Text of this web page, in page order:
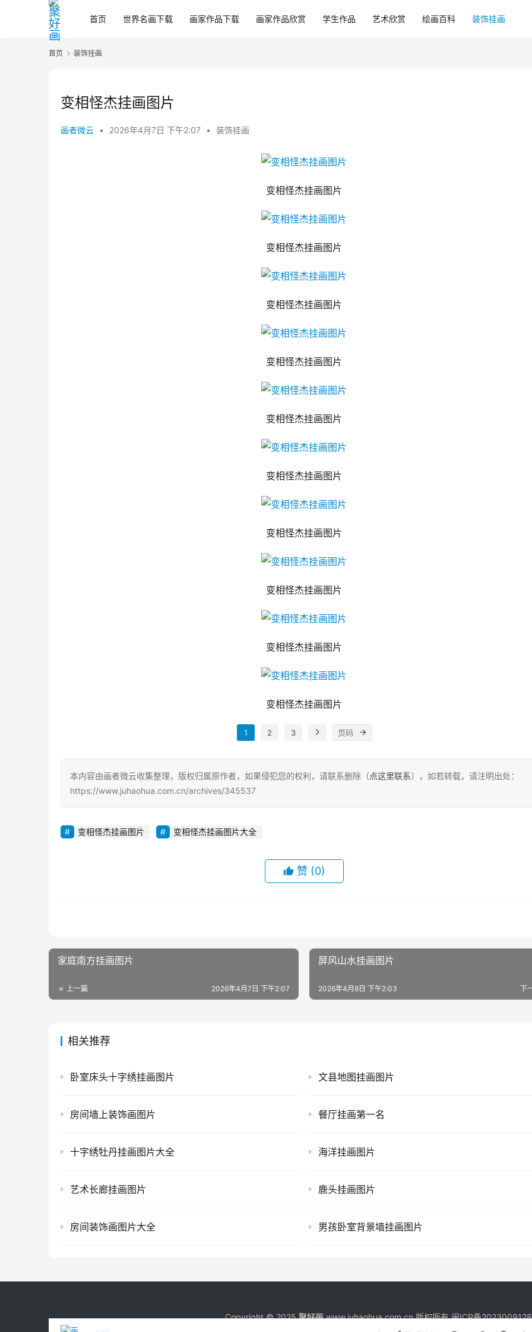
首页 世界名画下载 画家作品下载 画家作品欣赏 学生作品 艺术欣赏 绘画百科 装饰挂画
首页 装饰挂画
变相怪杰挂画图片
画者微云 • 2026年4月7日 下午2:07 • 装饰挂画
变相怪杰挂画图片
变相怪杰挂画图片
变相怪杰挂画图片
变相怪杰挂画图片
变相怪杰挂画图片
变相怪杰挂画图片
变相怪杰挂画图片
变相怪杰挂画图片
变相怪杰挂画图片
变相怪杰挂画图片
1 2 3
本内容由画者微云收集整理，版权归属原作者，如果侵犯您的权利，请联系删除（点这里联系），如若转载，请注明出处：
https://www.juhaohua.com.cn/archives/345537
变相怪杰挂画图片 变相怪杰挂画图片大全
赞 (0)
家庭南方挂画图片
上一篇 2026年4月7日 下午2:07
屏风山水挂画图片
下
2026年4月8日 下午2:03
相关推荐
卧室床头十字绣挂画图片 文县地图挂画图片
房间墙上装饰画图片 餐厅挂画第一名
十字绣牡丹挂画图片大全 海洋挂画图片
艺术长廊挂画图片 鹿头挂画图片
房间装饰画图片大全 男孩卧室背景墙挂画图片
Copyright © 2025聚好画www.juhaohua.com.cn 版权所有闽ICP备